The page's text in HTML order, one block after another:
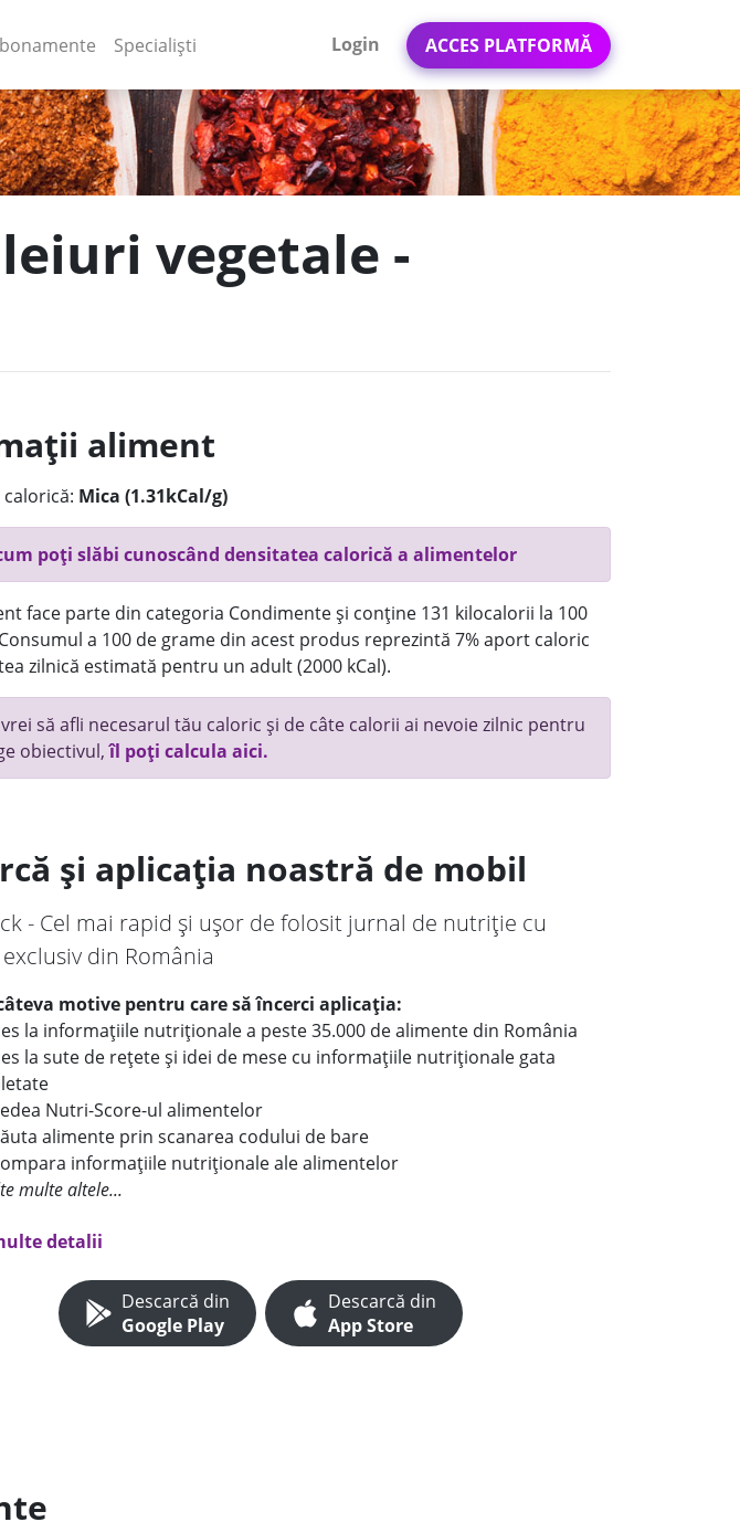
Specialiști Login ACCES PLATFORMĂ
vegetale -
aliment
Mica (1.31kCal/g)
poți slăbi cunoscând densitatea calorică a alimentelor
face parte din categoria Condimente și conține 131 kilocalorii la 100
a 100 de grame din acest produs reprezintă 7% aport caloric
zilnică estimată pentru un adult (2000 kCal).
să afli necesarul tău caloric și de câte calorii ai nevoie zilnic pentru
obiectivul,îl poți calcula aici.
și aplicația noastră de mobil
- Cel mai rapid și ușor de folosit jurnal de nutriție cu
din România
motive pentru care să încerci aplicația:
la informațiile nutriționale a peste 35.000 de alimente din România
la sute de rețete și idei de mese cu informațiile nutriționale gata
Nutri-Score-ul alimentelor
alimente prin scanarea codului de bare
informațiile nutriționale ale alimentelor
multe altele...
detalii
Descarcă din
Google Play
Descarcă din
App Store